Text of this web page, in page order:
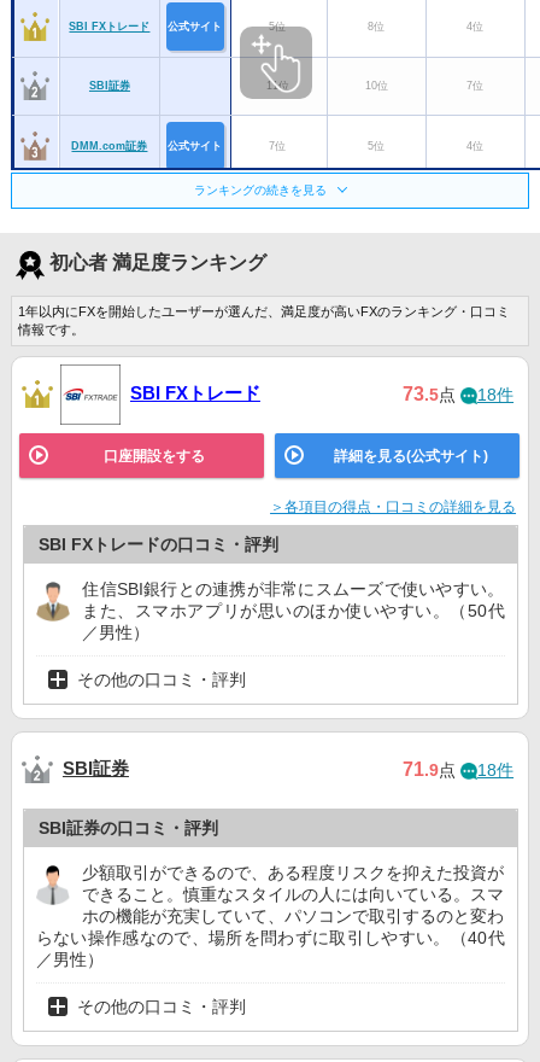
SBI FXトレード 公式サイト 5位 8位 4位
SBI証券 11位 10位 7位
DMM.com証券 公式サイト 7位 5位 4位
公式サイト 3位 7位 2位
楽天証券
ランキングの続きを見る
初心者 満足度ランキング
1年以内にFXを開始したユーザーが選んだ、満足度が高いFXのランキング・口コミ
情報です。
SBI FXトレード 73.5点 18件
口座開設をする 詳細を見る(公式サイト)
＞各項目の得点・口コミの詳細を見る
SBI FXトレードの口コミ・評判
住信SBI銀行との連携が非常にスムーズで使いやすい。
また、スマホアプリが思いのほか使いやすい。（50代
／男性）
その他の口コミ・評判
SBI証券 71.9点 18件
SBI証券の口コミ・評判
少額取引ができるので、ある程度リスクを抑えた投資が
できること。慎重なスタイルの人には向いている。スマ
ホの機能が充実していて、パソコンで取引するのと変わ
らない操作感なので、場所を問わずに取引しやすい。（40代
／男性）
その他の口コミ・評判